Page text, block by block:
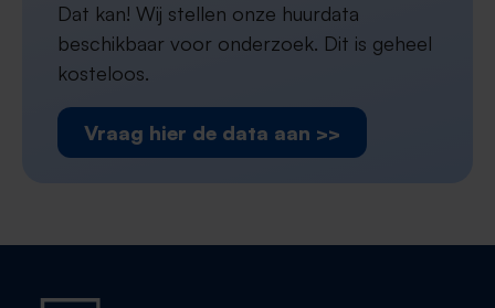
Dat kan! Wij stellen onze huurdata
beschikbaar voor onderzoek. Dit is geheel
kosteloos.
Vraag hier de data aan >>